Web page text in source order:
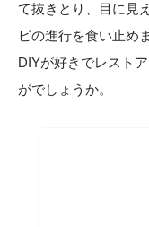
て抜きとり、目に見
ビの進行を食い止め
DIYが好きでレスト
がでしょうか。